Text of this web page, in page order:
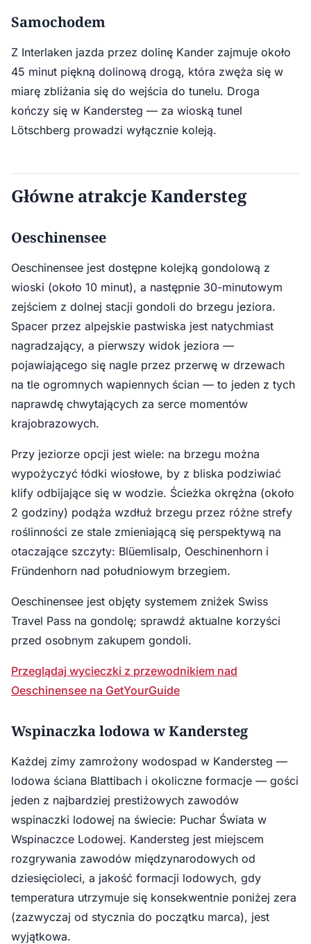
Samochodem
Z Interlaken jazda przez dolinę Kander zajmuje około
45 minut piękną dolinową drogą, która zwęża się w
miarę zbliżania się do wejścia do tunelu. Droga
kończy się w Kandersteg — za wioską tunel
Lötschberg prowadzi wyłącznie koleją.
Główne atrakcje Kandersteg
Oeschinensee
Oeschinensee jest dostępne kolejką gondolową z
wioski (około 10 minut), a następnie 30-minutowym
zejściem z dolnej stacji gondoli do brzegu jeziora.
Spacer przez alpejskie pastwiska jest natychmiast
nagradzający, a pierwszy widok jeziora —
pojawiającego się nagle przez przerwę w drzewach
na tle ogromnych wapiennych ścian — to jeden z tych
naprawdę chwytających za serce momentów
krajobrazowych.
Przy jeziorze opcji jest wiele: na brzegu można
wypożyczyć łódki wiosłowe, by z bliska podziwiać
klify odbijające się w wodzie. Ścieżka okrężna (około
2 godziny) podąża wzdłuż brzegu przez różne strefy
roślinności ze stale zmieniającą się perspektywą na
otaczające szczyty: Blüemlisalp, Oeschinenhorn i
Fründenhorn nad południowym brzegiem.
Oeschinensee jest objęty systemem zniżek Swiss
Travel Pass na gondolę; sprawdź aktualne korzyści
przed osobnym zakupem gondoli.
Przeglądaj wycieczki z przewodnikiem nad
Oeschinensee na GetYourGuide
Wspinaczka lodowa w Kandersteg
Każdej zimy zamrożony wodospad w Kandersteg —
lodowa ściana Blattibach i okoliczne formacje — gości
jeden z najbardziej prestiżowych zawodów
wspinaczki lodowej na świecie: Puchar Świata w
Wspinaczce Lodowej. Kandersteg jest miejscem
rozgrywania zawodów międzynarodowych od
dziesięcioleci, a jakość formacji lodowych, gdy
temperatura utrzymuje się konsekwentnie poniżej zera
(zazwyczaj od stycznia do początku marca), jest
wyjątkowa.